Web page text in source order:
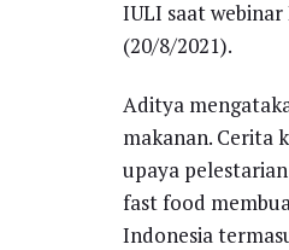
IULI saat
(20/8/2021).
Aditya
makanan. Cerita
upaya
fast food
Indonesia